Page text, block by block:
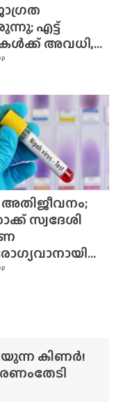
എട്ട്
അവധി,...
അതിജീവനം;
സ്വദേശി
കിണർ!